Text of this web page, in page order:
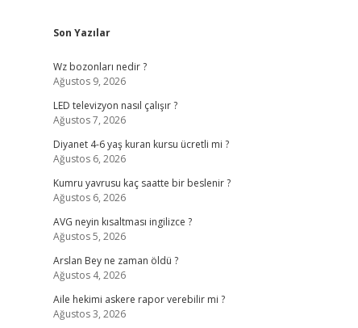
Sidebar
Son Yazılar
Wz bozonları nedir ?
Ağustos 9, 2026
LED televizyon nasıl çalışır ?
Ağustos 7, 2026
Diyanet 4-6 yaş kuran kursu ücretli mi ?
Ağustos 6, 2026
Kumru yavrusu kaç saatte bir beslenir ?
Ağustos 6, 2026
AVG neyin kısaltması ingilizce ?
Ağustos 5, 2026
Arslan Bey ne zaman öldü ?
Ağustos 4, 2026
Aile hekimi askere rapor verebilir mi ?
Ağustos 3, 2026
ilbet yeni giriş